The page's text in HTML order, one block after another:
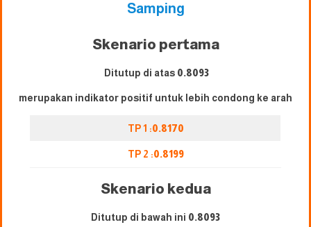
Samping
Skenario pertama
Ditutup di atas 0.8093
merupakan indikator positif untuk lebih condong ke arah
TP 1 :0.8170
TP 2 :0.8199
Skenario kedua
Ditutup di bawah ini 0.8093